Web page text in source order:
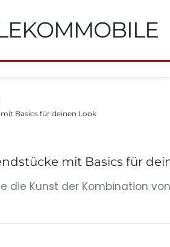
Basics für deinen Look
mit Basics für
die Kunst der Kombination